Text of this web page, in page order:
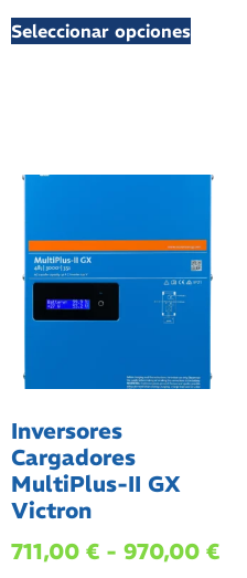
Seleccionar opciones
Inversores
Cargadores
MultiPlus-II GX
Victron
711,00 € - 970,00 €